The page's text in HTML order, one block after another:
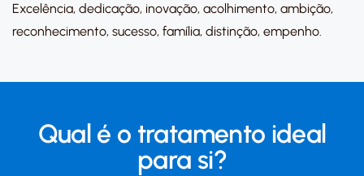
Excelência, dedicação, inovação, acolhimento, ambição,
reconhecimento, sucesso, família, distinção, empenho.
Qual é o tratamento ideal
para si?